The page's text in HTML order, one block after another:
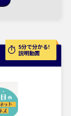
5分で分かる!
説明動画